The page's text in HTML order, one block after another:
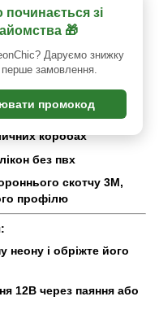
(підбирається
корпус, можна
з підвищеною
коробах
без пвх
скотчу 3M,
профілю
неону і обріжте його
12В через паяння або
починається зі
🎁
Даруємо знижку
замовлення.
промокод